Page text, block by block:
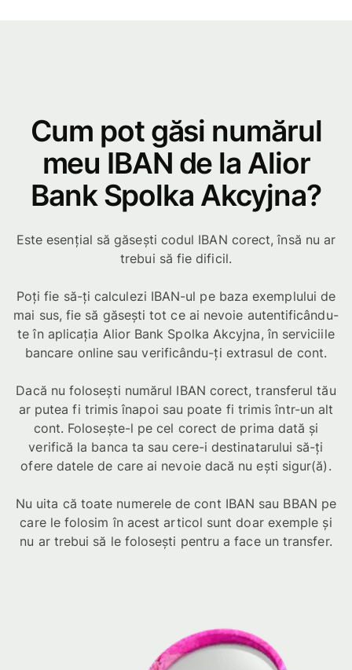
Cum pot găsi numărul
meu IBAN de la Alior
Bank Spolka Akcyjna?
Este esențial să găsești codul IBAN corect, însă nu ar
trebui să fie dificil.
Poți fie să-ți calculezi IBAN-ul pe baza exemplului de
mai sus, fie să găsești tot ce ai nevoie autentificându-
te în aplicația Alior Bank Spolka Akcyjna, în serviciile
bancare online sau verificându-ți extrasul de cont.
Dacă nu folosești numărul IBAN corect, transferul tău
ar putea fi trimis înapoi sau poate fi trimis într-un alt
cont. Folosește-l pe cel corect de prima dată și
verifică la banca ta sau cere-i destinatarului să-ți
ofere datele de care ai nevoie dacă nu ești sigur(ă).
Nu uita că toate numerele de cont IBAN sau BBAN pe
care le folosim în acest articol sunt doar exemple și
nu ar trebui să le folosești pentru a face un transfer.